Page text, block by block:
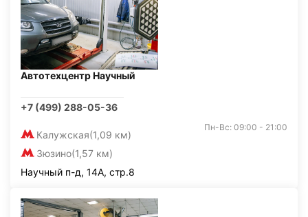
Автотехцентр Научный
+7 (499) 288-05-36
Калужская(1,09 км)
Зюзино(1,57 км)
Пн-Вс: 09:00 - 21:00
Научный п-д, 14А, стр.8